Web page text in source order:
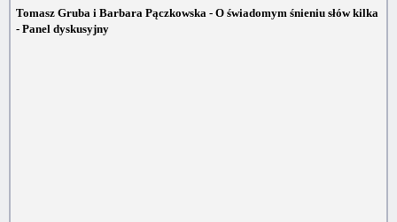
Tomasz Gruba i Barbara Pączkowska - O świadomym śnieniu słów kilka
- Panel dyskusyjny